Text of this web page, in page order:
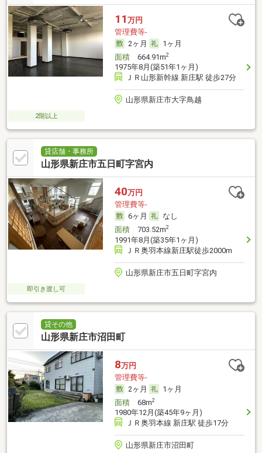
11 万円
管理費等-
2ヶ月
1ヶ月
面積664.91m2
1975年8月(築51年1ヶ月)
ＪＲ山形新幹線 新庄駅 徒歩27分
山形県新庄市大字鳥越
2階以上
貸店舗・事務所
山形県新庄市五日町字宮内
40万円
管理費等-
6ヶ月
なし
面積703.52m2
1991年8月(築35年1ヶ月)
ＪＲ奥羽本線新庄駅徒歩2000m
山形県新庄市五日町字宮内
即引き渡し可
貸その他
山形県新庄市沼田町
8万円
管理費等-
2ヶ月
1ヶ月
面積68m2
1980年12月(築45年9ヶ月)
ＪＲ奥羽本線 新庄駅 徒歩17分
山形県新庄市沼田町